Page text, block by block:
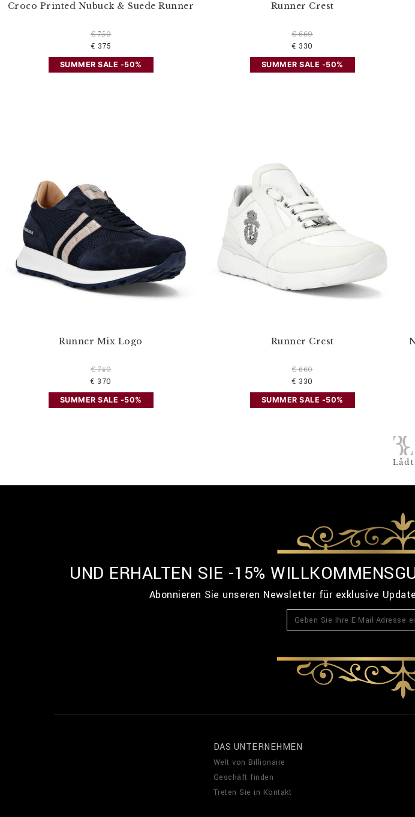
Croco Printed Nubuck & Suede Runner
€ 750
€ 375
SUMMER SALE -50%
Runner Crest
€ 660
€ 330
SUMMER SALE -50%
Runner Mix Logo
€ 740
€ 370
SUMMER SALE -50%
Runner Crest
€ 660
€ 330
SUMMER SALE -50%
Lädt
UND ERHALTEN SIE -15%
Abonnieren Sie unseren Newsletter für exklusive
DAS UNTERNEHMEN
Welt von Billionaire
Geschäft finden
Treten Sie in Kontakt